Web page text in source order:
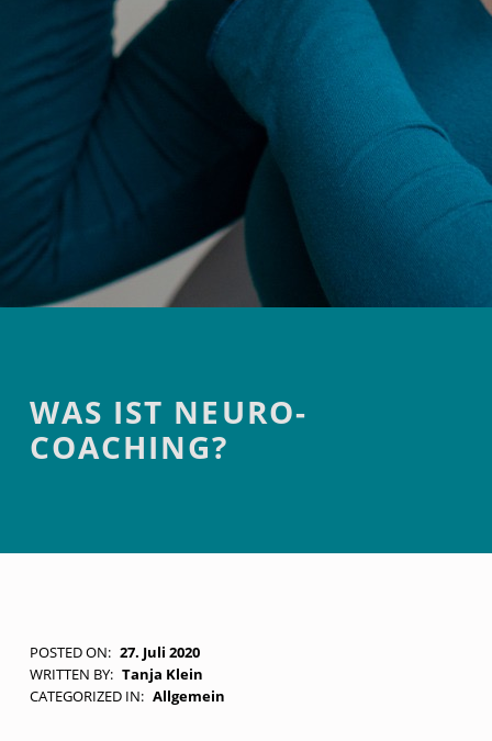
Introduction
WAS IST NEURO-
COACHING?
W
A
POSTED ON: 27. Juli 2020
WRITTEN BY: Tanja Klein
CATEGORIZED IN: Allgemein